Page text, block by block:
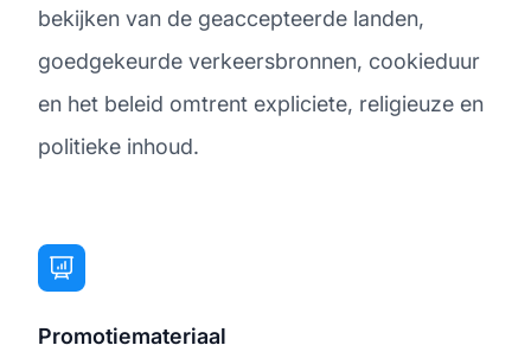
bekijken van de geaccepteerde landen,
goedgekeurde verkeersbronnen, cookieduur
en het beleid omtrent expliciete, religieuze en
politieke inhoud.
Promotiemateriaal